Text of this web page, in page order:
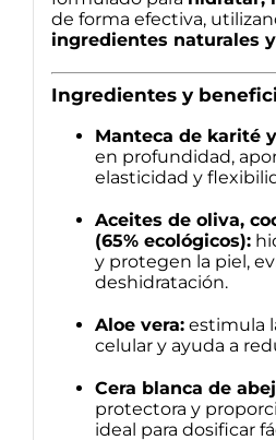
de forma efectiva,
ingredientes naturales
Ingredientes y
Manteca de karité
en profundidad,
elasticidad y
Aceites de oliva,
(65% ecológicos):
y protegen la piel,
deshidratación.
Aloe vera:estimula
celular y ayuda a
Cera blanca de
protectora y
ideal para dosificar